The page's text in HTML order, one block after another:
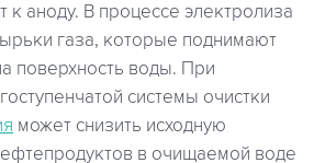
к аноду. В процессе электролиза
газа, которые поднимают
поверхность воды. При
системы очистки
может снизить исходную
в очищаемой воде